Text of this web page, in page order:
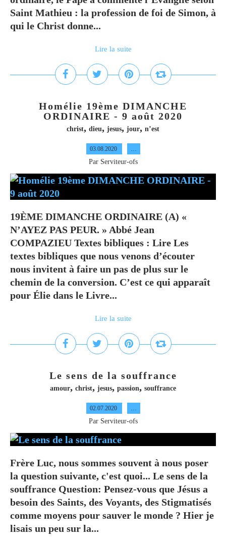
Saint Mathieu : la profession de foi de Simon, à
qui le Christ donne...
Lire la suite
Homélie 19ème DIMANCHE
ORDINAIRE - 9 août 2020
christ, dieu, jesus, jour, n’est
03.08.2020 …
Par Serviteur-ofs
19ÈME DIMANCHE ORDINAIRE (A) «
N’AYEZ PAS PEUR. » Abbé Jean
COMPAZIEU Textes bibliques : Lire Les
textes bibliques que nous venons d’écouter
nous invitent à faire un pas de plus sur le
chemin de la conversion. C’est ce qui apparaît
pour Élie dans le Livre...
Lire la suite
Le sens de la souffrance
amour, christ, jesus, passion, souffrance
02.07.2020 …
Par Serviteur-ofs
Frère Luc, nous sommes souvent à nous poser
la question suivante, c'est quoi... Le sens de la
souffrance Question: Pensez-vous que Jésus a
besoin des Saints, des Voyants, des Stigmatisés
comme moyens pour sauver le monde ? Hier je
lisais un peu sur la...